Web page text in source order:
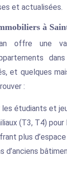
et actualisées.
à
offre une
et quelques
:
étudiants et
(T3, T4) pour
plus d’espace
d’anciens